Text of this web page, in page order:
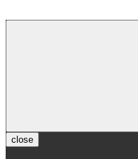
close